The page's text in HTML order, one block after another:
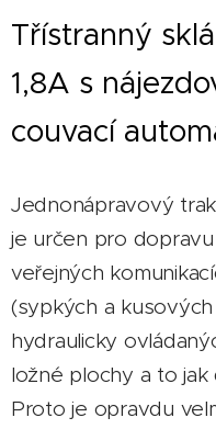
Třístranný
1,8A s
couvací
Jednonápravový
je určen pro
veřejných
(sypkých a
hydraulicky
ložné plochy a to
Proto je opravdu